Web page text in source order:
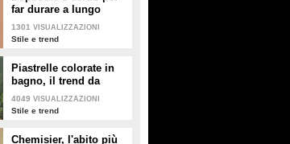
far durare a lungo
l'abbronzatura in estate
1301 VISUALIZZAZIONI
Stile e trend
Piastrelle colorate in
bagno, il trend da
seguire in casa
4049 VISUALIZZAZIONI
Stile e trend
Chemisier, l'abito più